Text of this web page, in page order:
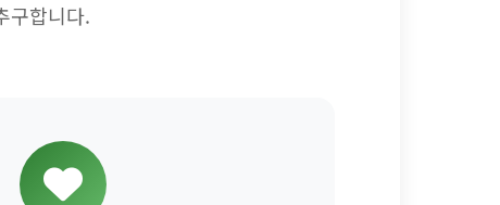
구합니다.